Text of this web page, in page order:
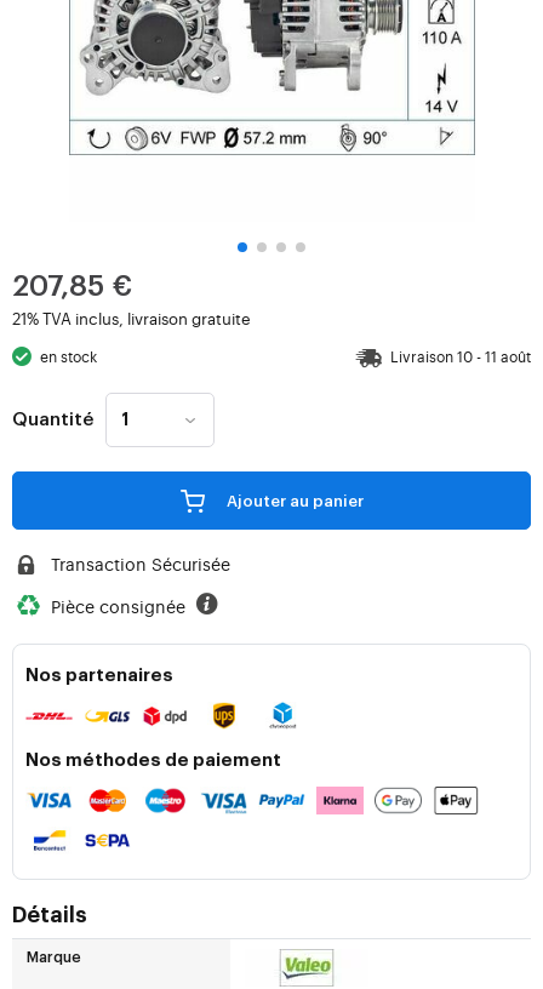
207,85 €
21% TVA inclus, livraison gratuite
en stock Livraison 10 - 11 août
Quantité
Ajouter au panier
Transaction Sécurisée
Pièce consignée
Nos partenaires
Nos méthodes de paiement
Détails
Marque